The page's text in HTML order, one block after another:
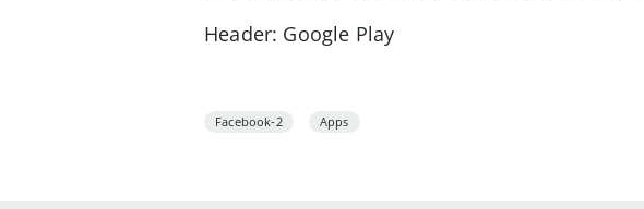
Header: Google Play
Facebook-2 Apps